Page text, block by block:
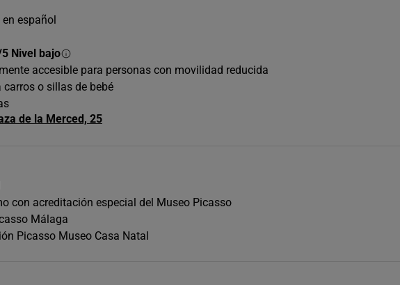
español
Nivel bajo
accesible para personas con movilidad reducida
o sillas de bebé
de la Merced, 25
con acreditación especial del Museo Picasso
Málaga
Picasso Museo Casa Natal